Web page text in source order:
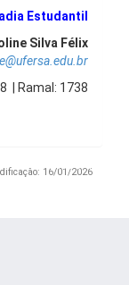
- Bloco de
Estudantil
Silva Félix
| Ramal: 1738
16/01/2026